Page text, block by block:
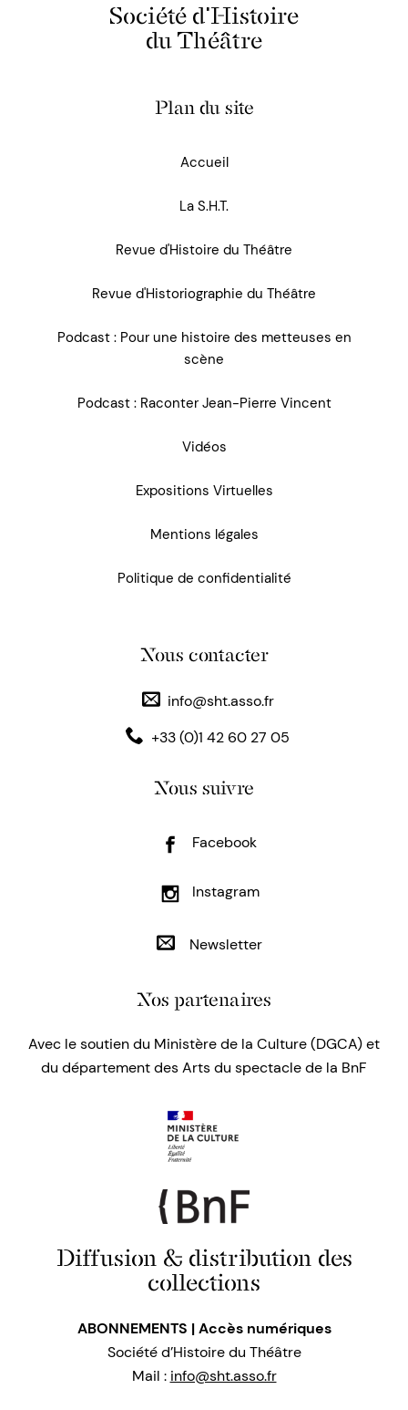
Société d'Histoire
du Théâtre
Plan du site
Accueil
La S.H.T.
Revue d'Histoire du Théâtre
Revue d'Historiographie du Théâtre
Podcast : Pour une histoire des metteuses en
scène
Podcast : Raconter Jean-Pierre Vincent
Vidéos
Expositions Virtuelles
Mentions légales
Politique de confidentialité
Nous contacter
info@sht.asso.fr
+33 (0)1 42 60 27 05
Nous suivre
Facebook
Instagram
Newsletter
Nos partenaires
Avec le soutien du Ministère de la Culture (DGCA) et
du département des Arts du spectacle de la BnF
Diffusion & distribution des
collections
ABONNEMENTS | Accès numériques
Société d’Histoire du Théâtre
Mail : info@sht.asso.fr